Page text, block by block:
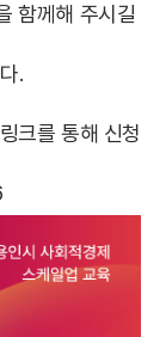
함께해 주시길
.
크를 통해 신청